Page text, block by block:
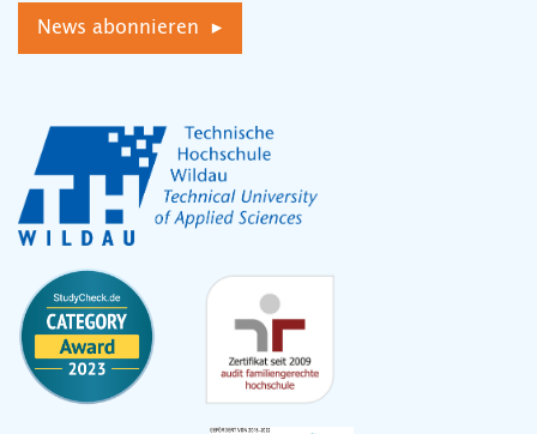
News abonnieren ▸